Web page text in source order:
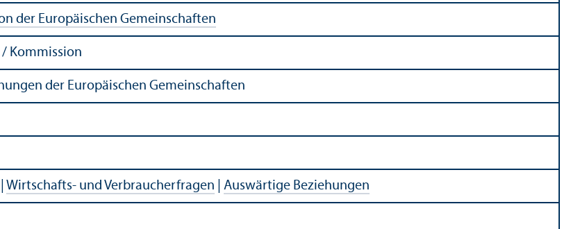
der Europäischen Gemeinschaften
Kommission
der Europäischen Gemeinschaften
Wirtschafts- und Verbraucherfragen Auswärtige Beziehungen